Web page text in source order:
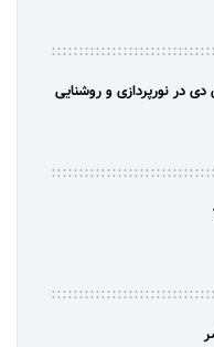
دی در نورپردازی و روشنایی